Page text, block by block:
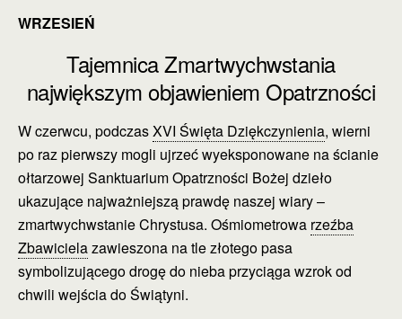
WRZESIEŃ
Tajemnica Zmartwychwstania
największym objawieniem Opatrzności
W czerwcu, podczasXVI Święta Dziękczynienia, wierni
po raz pierwszy mogli ujrzeć wyeksponowane na ścianie
ołtarzowej Sanktuarium Opatrzności Bożej dzieło
ukazujące najważniejszą prawdę naszej wiary –
zmartwychwstanie Chrystusa. Ośmiometrowa rzeźba
Zbawicielazawieszona na tle złotego pasa
symbolizującego drogę do nieba przyciąga wzrok od
chwili wejścia do Świątyni.